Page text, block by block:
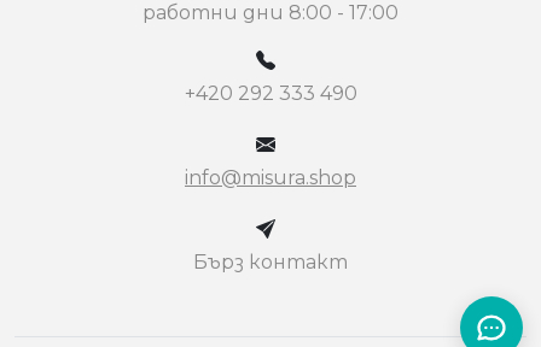
работни дни 8:00 - 17:00
+420 292 333 490
info@misura.shop
Бърз контакт